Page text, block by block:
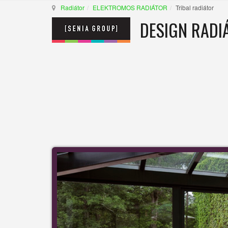
Radiátor ELEKTROMOS RADIÁTOR Tribal radiátor
DESIGN